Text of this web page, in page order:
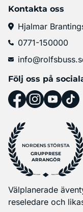
Kontakta oss
Hjalmar
0771-150000
Följ oss på
NORDENS STÖRSTA
GRUPPRESE
ARRANGÖR
Välplanerade
reseledare och